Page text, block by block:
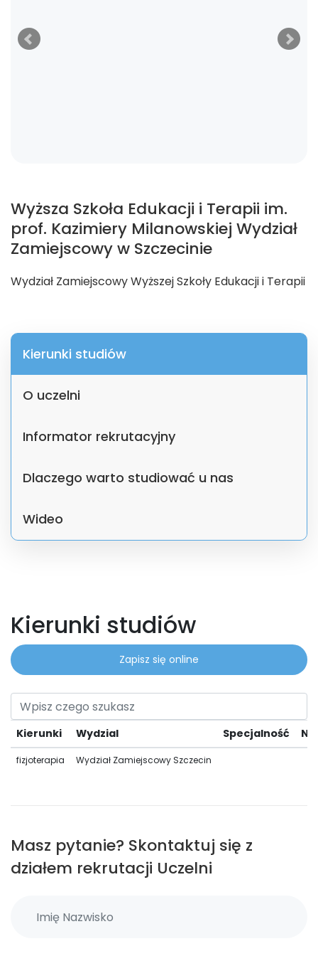
Wyższa Szkoła Edukacji i Terapii im.
prof. Kazimiery Milanowskiej Wydział
Zamiejscowy w Szczecinie
Wydział Zamiejscowy Wyższej Szkoły Edukacji i Terapii
Kierunki studiów
O uczelni
Informator rekrutacyjny
Dlaczego warto studiować u nas
Wideo
Kierunki studiów
Zapisz się online
Kierunki Wydzial Specjalność
fizjoterapia Wydział Zamiejscowy Szczecin
Masz pytanie? Skontaktuj się z
działem rekrutacji Uczelni